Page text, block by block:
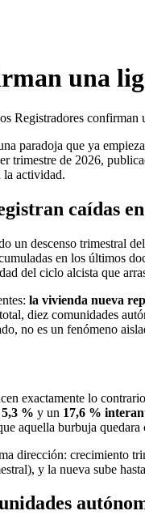
una
Registradores confirman
paradoja que ya
trimestre de 2026,
la actividad.
caídas
un descenso trimestral
en los últimos
del ciclo alcista que
la vivienda nueva
diez comunidades
no es un fenómeno
exactamente lo
5,3 % y un 17,6 %
aquella burbuja
dirección: crecimiento
y la nueva sube